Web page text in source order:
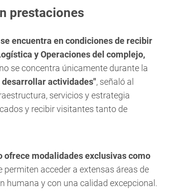
prestaciones
encuentra en condiciones de recibir
y Operaciones del complejo,
se concentra únicamente durante la
desarrollar actividades", señaló al
servicios y estrategia
y recibir visitantes tanto de
ofrece modalidades exclusivas como
permiten acceder a extensas áreas de
humana y con una calidad excepcional.